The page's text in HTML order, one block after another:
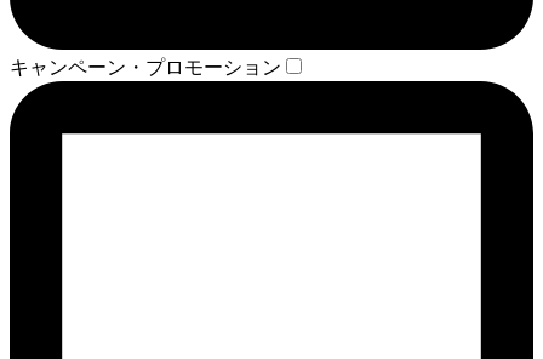
キャンペーン・プロモーション